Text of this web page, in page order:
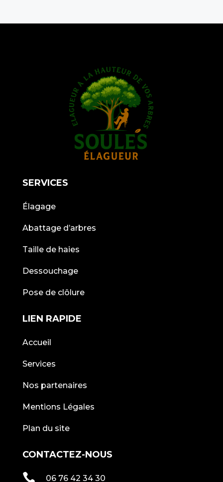
SERVICES
Élagage
Abattage d’arbres
Taille de haies
Dessouchage
Pose de clôlure
LIEN RAPIDE
Accueil
Services
Nos partenaires
Mentions Légales
Plan du site
CONTACTEZ-NOUS
 06 76 42 34 30